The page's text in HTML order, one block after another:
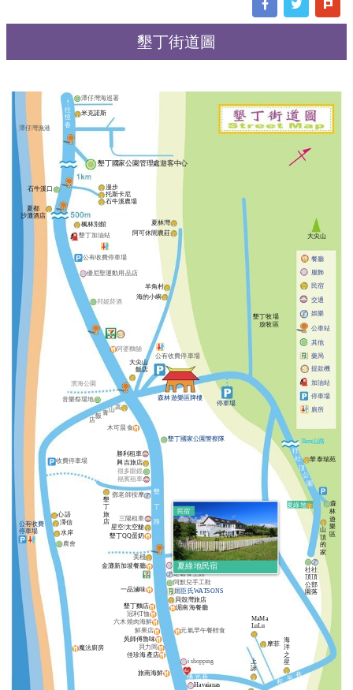
墾丁街道圖
民宿
夏綠地民宿
餐廳
墾丁國家公園管理處遊客中心
潭仔灣漁港
石牛溪口
夏都
沙灘酒店
服飾
公車站
托斯卡尼
石牛溪農場
漫步
墾丁加油站
公有收費停車場
邦妮菸酒
阿婆麵舖
公有收費停車場
大尖山
飯店
濱海公園
森林遊樂區牌樓
停車場
阿可休閒農莊
墾丁牧場
放牧區
勝利租車
木可晨食
墾丁國家公園警察隊
鄧老師按摩
水岸
農會
三陽租車
美棧
六木燒肉海鮮
鮮果店
吳師傅魯味
貝力岡
佳珍海產店
旅南海鮮
一品滷味
魔法廚房
往
恆
春
民宿
交通
娛樂
其他
藥局
提款機
加油站
停車場
廁所
墾
丁
路
公共廁所
念念大街
宜庭T恤
足霸養生館
屈臣氏WATSONS
湄南海餐廳
3km山路
華泰瑞苑
往
社
頂
公
園
森
林
遊
樂
區
社
頂
公
園
社
頂
部
落
佛 光巷
上
詠
MaMa
LuLu
海
洋
之
星
和
平
巷
和 平 巷
Havaianas
大尖山
公有收費
停車場
收費停車場
墾丁QQ蛋奶
澤信
星空/太空艙
墾丁麵店
i shopping
元氣早午餐輕食
楓林別館
羊角村
金灘新加坡餐廳
夏綠地
摩菲
橋庭民宿
貝殼灣旅店
冠利T恤
米克諾斯
海的小嶼
福賓租車
優尼聖運動用品店
很多眼鏡
阿默兒手工鞋
心語
興吉旅店
山
頂
的
家
音樂祭場地
夏林灣
墾
丁
旅
店
潭仔灣海巡署
高
山
青
飯
店